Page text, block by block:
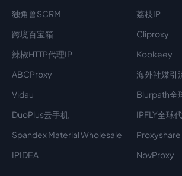
独角兽SCRM
荔枝IP
跨境百宝箱
Cliproxy
辣椒HTTP代理IP
Kookeey
ABCProxy
海外社媒引
Vidau
Blurpath全
DuoPlus云手机
IPFLY全球
Spandex Material Wholesale​
Proxyshare
IPIDEA
NovProxy